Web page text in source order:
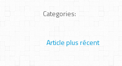
Categories:
Article plus récent